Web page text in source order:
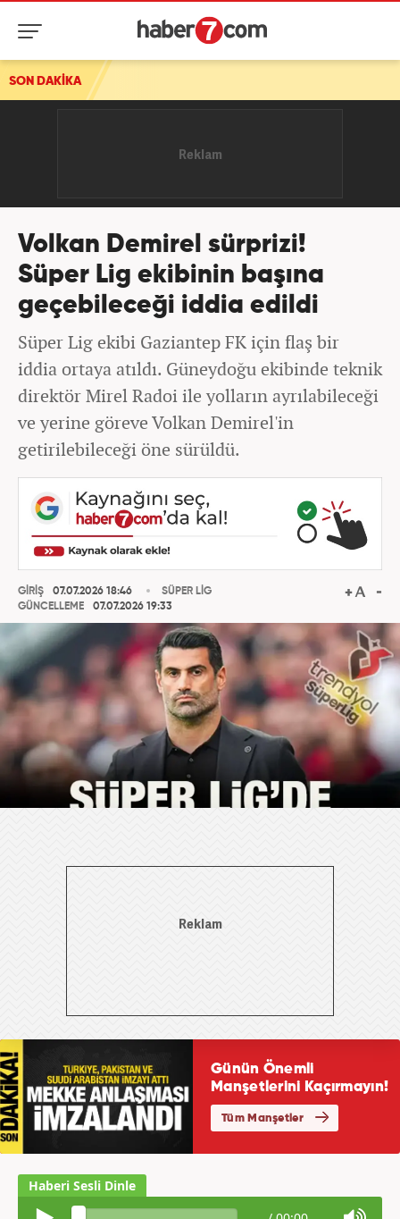
SON DAKİKA
Volkan Demirel sürprizi!
Süper Lig ekibinin başına
geçebileceği iddia edildi
Süper Lig ekibi Gaziantep FK için flaş bir
iddia ortaya atıldı. Güneydoğu ekibinde teknik
direktör Mirel Radoi ile yolların ayrılabileceği
ve yerine göreve Volkan Demirel'in
getirilebileceği öne sürüldü.
GİRİŞ
07.07.2026 18:46
GÜNCELLEME
07.07.2026 19:33
SÜPER LİG